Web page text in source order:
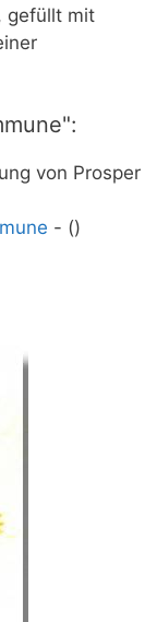
gefüllt mit
von Prosper
- ()